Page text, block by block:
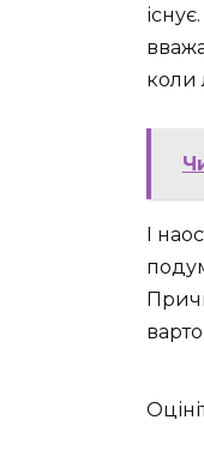
коли
І